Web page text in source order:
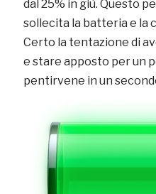
dal 25% in giù. Questo
sollecita la batteria e la
Certo la tentazione di
e stare apposto per un
pentirvene in un